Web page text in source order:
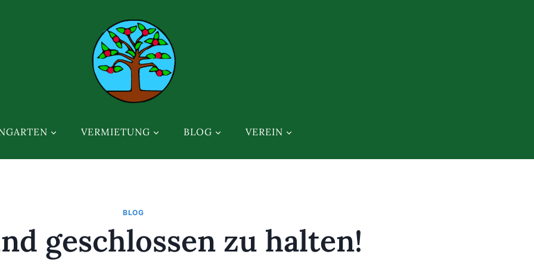
VERMIETUNG BLOG VEREIN
BLOG
geschlossen zu halten!